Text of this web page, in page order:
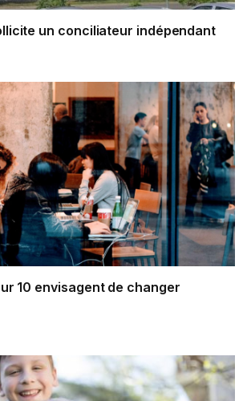
un conciliateur indépendant
10 envisagent de changer